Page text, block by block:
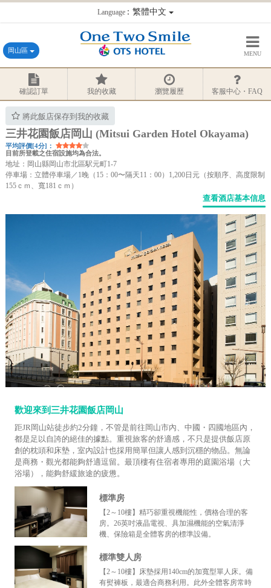
Language：繁體中文
岡山區 MENU
確認訂單 我的收藏 瀏覽履歷 客服中心・FAQ
將此飯店保存到我的收藏
三井花園飯店岡山 (Mitsui Garden Hotel Okayama)
平均評價[4分]：
目前所登載之住宿設施均為合法。
地址：岡山縣岡山市北區駅元町1-7
停車場：立體停車場／1晚（15：00〜隔天11：00）1,200日元（按順序、高度限制
155ｃｍ、寬181ｃｍ）
查看酒店基本信息
歡迎來到三井花園飯店岡山
距JR岡山站徒步約2分鐘，不管是前往岡山市內、中國・四國地區內，
都是足以自誇的絕佳的據點。重視旅客的舒適感，不只是提供飯店原
創的枕頭和床墊，室內設計也採用簡單但讓人感到沉穩的物品。無論
是商務・觀光都能夠舒適逗留。最頂樓有住宿者專用的庭園浴場（大
浴場），能夠舒緩旅途的疲憊。
標準房
【2～10樓】精巧卻重視機能性，價格合理的客
房。26英吋液晶電視、具加濕機能的空氣清淨
機、保險箱是全體客房的標準設備。
標準雙人房
【2～10樓】床墊採用140cm的加寬型單人床。備
有熨褲板，最適合商務利用。此外全體客房常時